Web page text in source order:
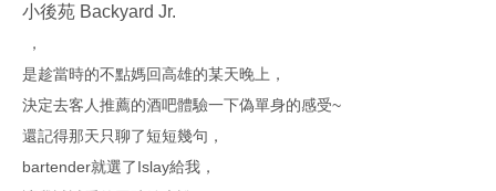
小後苑 Backyard Jr.
，
是趁當時的不點媽回高雄的某天晚上，
決定去客人推薦的酒吧體驗一下偽單身的感受~
還記得那天只聊了短短幾句，
bartender就選了Islay給我，